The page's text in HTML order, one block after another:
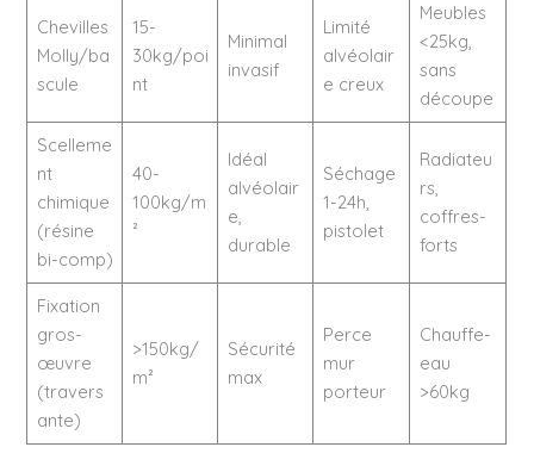
Chevilles
Molly/ba
scule
15-
30kg/poi
nt
Minimal
invasif
Limité
alvéolair
e creux
Meubles
<25kg,
sans
découpe
Scelleme
nt
chimique
(résine
bi-comp)
40-
100kg/m
²
Idéal
alvéolair
e,
durable
Séchage
1-24h,
pistolet
Radiateu
rs,
coffres-
forts
Fixation
gros-
œuvre
(travers
ante)
>150kg/
m²
Sécurité
max
Perce
mur
porteur
Chauffe-
eau
>60kg